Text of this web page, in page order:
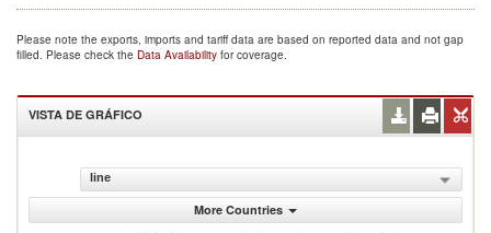
Please note the exports, imports and tariff data are based on reported data and not gap
filled. Please check the Data Availability for coverage.
VISTA DE GRÁFICO
line
More Countries